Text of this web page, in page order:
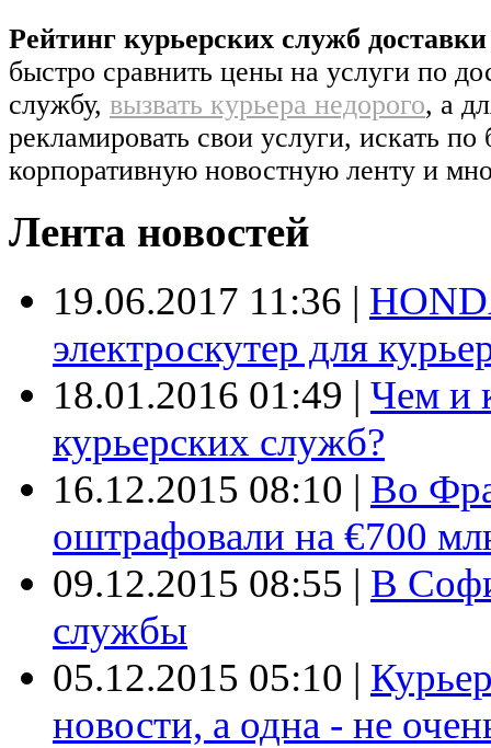
Рейтинг курьерских служб
быстро сравнить цены на услуги по
службу, вызвать курьера недорого, а
рекламировать свои услуги, искать по
корпоративную новостную ленту и
Лента новостей
19.06.2017 11:36 |
электроскутер для
18.01.2016 01:49 | Чем и
курьерских служб?
16.12.2015 08:10 | Во
оштрафовали на €700
09.12.2015 08:55 | В
службы
05.12.2015 05:10 |
новости, а одна - не